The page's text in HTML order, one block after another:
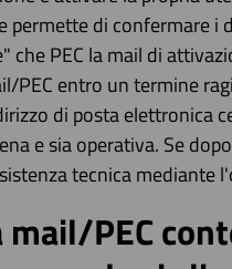
permette di confermare i
PEC la mail di
PEC entro un termine
di posta elettronica
e sia operativa. Se
tecnica
mail/PEC